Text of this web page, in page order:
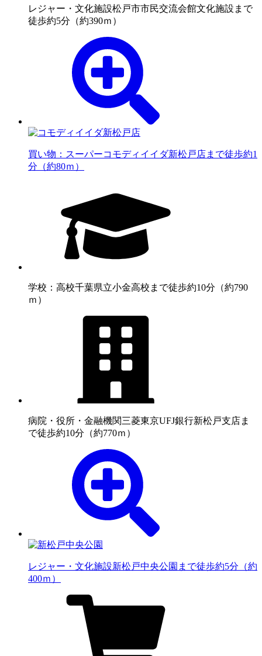
レジャー・文化施設松戸市市民交流会館文化施設まで
徒歩約5分（約390ｍ）
買い物：スーパーコモディイイダ新松戸店まで徒歩約1
分（約80ｍ）
学校：高校千葉県立小金高校まで徒歩約10分（約790
ｍ）
病院・役所・金融機関三菱東京UFJ銀行新松戸支店ま
で徒歩約10分（約770ｍ）
レジャー・文化施設新松戸中央公園まで徒歩約5分（約
400ｍ）